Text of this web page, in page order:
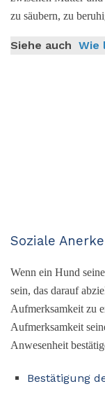
zu säubern, zu
Siehe auch Wie
Soziale
Wenn ein Hund
sein, das darauf
Aufmerksamkeit zu
Aufmerksamkeit
Anwesenheit
Bestätigung